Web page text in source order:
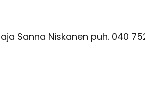
Sanna Niskanen puh. 040